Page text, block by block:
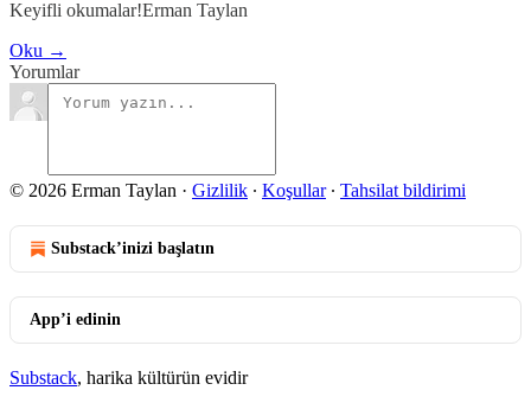
Keyifli okumalar!Erman Taylan
Oku →
Yorumlar
© 2026 Erman Taylan · Gizlilik ∙ Koşullar∙ Tahsilat bildirimi
Substack’inizi başlatın
App’i edinin
Substack, harika kültürün evidir